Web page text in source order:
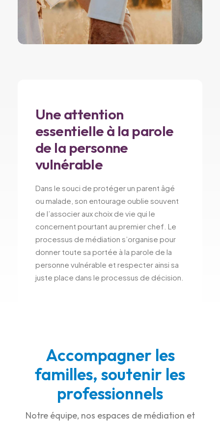
Une attention
essentielle à la parole
de la personne
vulnérable
Dans le souci de protéger un parent âgé
ou malade, son entourage oublie souvent
de l’associer aux choix de vie qui le
concernent pourtant au premier chef. Le
processus de médiation s’organise pour
donner toute sa portée à la parole de la
personne vulnérable et respecter ainsi sa
juste place dans le processus de décision.
Accompagner les
familles, soutenir les
professionnels
Notre équipe, nos espaces de médiation et